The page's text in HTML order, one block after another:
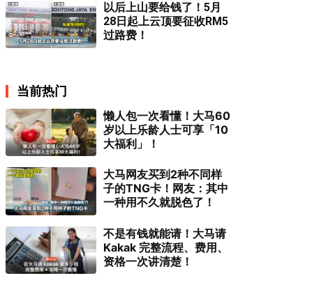
以后上山要给钱了！5月
28日起上云顶要征收RM5
过路费！
当前热门
懒人包一次看懂！大马60
岁以上乐龄人士可享「10
大福利」！
大马网友买到2种不同样
子的TNG卡！网友：其中
一种用不久就脱色了！
不是有钱就能请！大马请
Kakak 完整流程、费用、
资格一次讲清楚！